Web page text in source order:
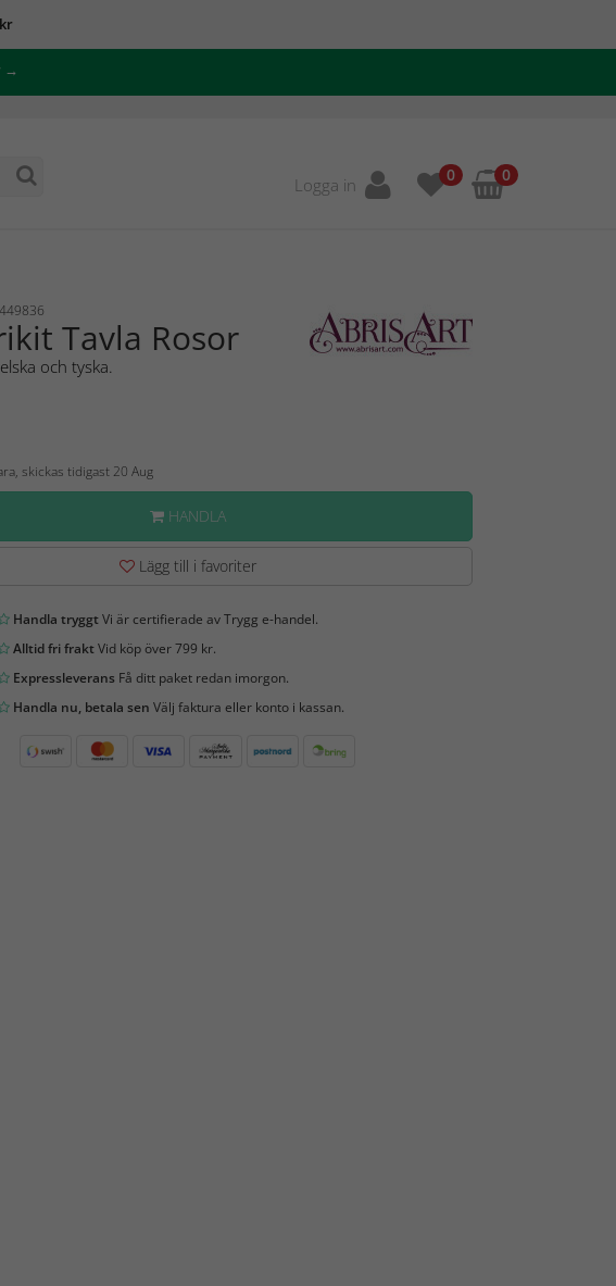
→
Logga in 0 0
Tavla Rosor
och tyska.
skickas tidigast 20 Aug
HANDLA
Lägg till i favoriter
Handla tryggtVi är certifierade av Trygg e-handel.
Alltid fri fraktVid köp över 799 kr.
ExpressleveransFå ditt paket redan imorgon.
Handla nu, betala sen Välj faktura eller konto i kassan.